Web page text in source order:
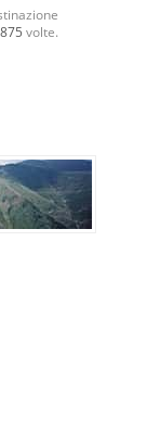
volte.